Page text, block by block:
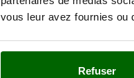
vous leur avez fournies ou
Refuser